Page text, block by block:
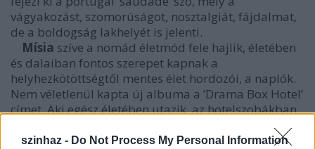
szinhaz - Do Not Process My Personal Information
vágyakozást, szomorúságot, nosztalgiát, fájdalmat,
de a boldogság lakhelyét is jelenti.
Mísia szíve a nomád életmód fele hajlik, életében
és dalaiban fontos szerepet kapnak a
helyhezkötöttségtől mentes élet hordozói, a naplók.
Nem véletlenül kapta új albuma a ’Drama Box Hotel’
címet. Aki egész életében utazik, az hotelszobákban,
átmeneti szállásokon él, gondolatait a naplójával
osztja meg. Ez a koncepciója az új albumnak, mely